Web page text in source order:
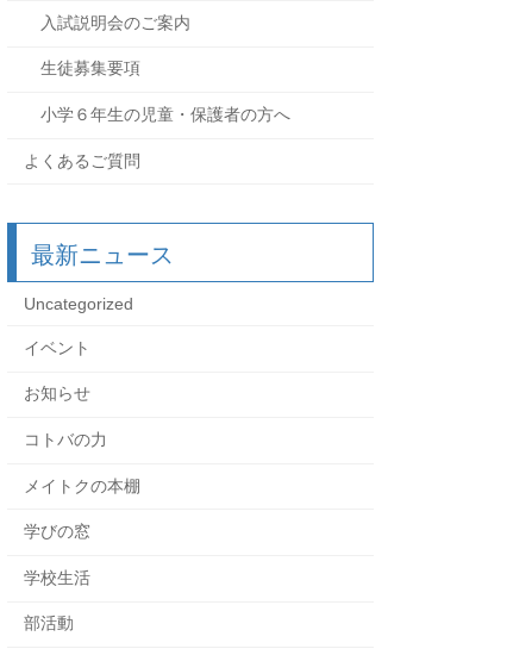
入試説明会のご案内
生徒募集要項
小学６年生の児童・保護者の方へ
よくあるご質問
最新ニュース
Uncategorized
イベント
お知らせ
コトバの力
メイトクの本棚
学びの窓
学校生活
部活動